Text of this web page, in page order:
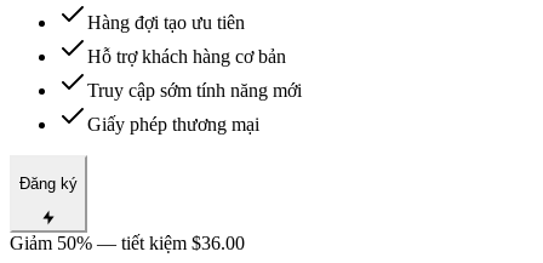
Hàng đợi tạo ưu tiên
Hỗ trợ khách hàng cơ bản
Truy cập sớm tính năng mới
Giấy phép thương mại
Đăng ký
Giảm 50% — tiết kiệm $36.00